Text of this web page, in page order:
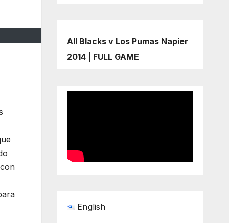
All Blacks v Los Pumas Napier
2014 | FULL GAME
English